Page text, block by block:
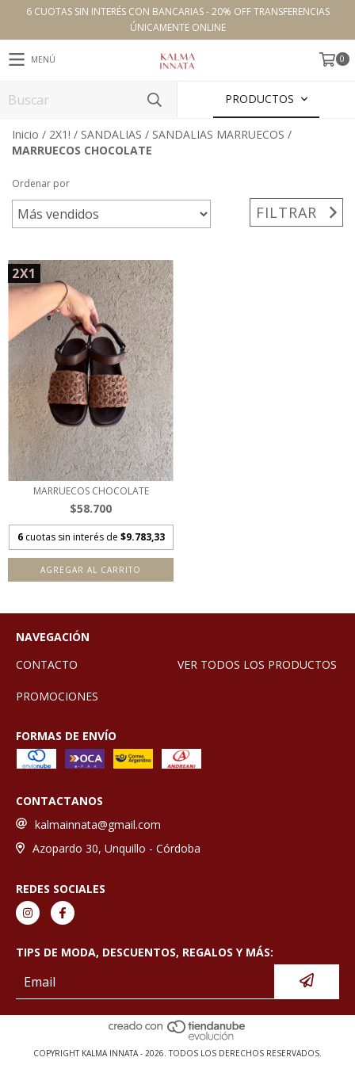
6 CUOTAS SIN INTERÉS CON BANCARIAS - 20% OFF TRANSFERENCIAS
ÚNICAMENTE ONLINE
MENÚ 0
PRODUCTOS
Inicio / 2X1! / SANDALIAS / SANDALIAS MARRUECOS /
MARRUECOS CHOCOLATE
Ordenar por
FILTRAR
2X1
MARRUECOS CHOCOLATE
$58.700
6 cuotas sin interés de $9.783,33
AGREGAR AL CARRITO
NAVEGACIÓN
CONTACTO
VER TODOS LOS PRODUCTOS
PROMOCIONES
FORMAS DE ENVÍO
CONTACTANOS
kalmainnata@gmail.com
Azopardo 30, Unquillo - Córdoba
REDES SOCIALES
TIPS DE MODA, DESCUENTOS, REGALOS Y MÁS:
COPYRIGHT KALMA INNATA - 2026. TODOS LOS DERECHOS RESERVADOS.